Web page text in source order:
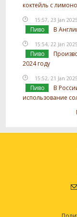
коктейль с
15:57, 23 Jan 2025
Пиво В
15:54, 22 Jan 2025
Пиво
2024 году
15:52, 21 Jan 2025
Пиво
В
использование